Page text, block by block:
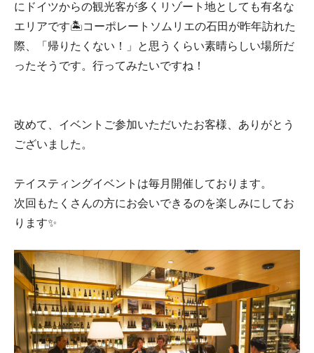
にドイツからの観光客が多くリゾート地としても有名な
エリアです🏝️コーポレートソムリエの石田が昨年訪れた
際、「帰りたくない！」と思うくらい素晴らしい場所だ
ったそうです。行ってみたいですね！
改めて、イベントご参加いただいたお客様、ありがとう
ございました。
テイスティングイベントは毎月開催しております。
次回もたくさんの方にお会いできるのを楽しみにしてお
ります✨